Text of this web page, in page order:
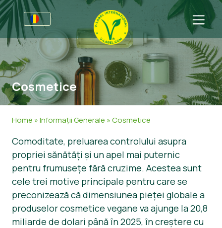
Pentru Afaceri
Informații pentru porducători
V-Label Webinars
Resurse
Obțineți certificarea
Sectoare
Informații Generale
Non-Alimete
Gastronomie
Întrebări Frecvente
Produse Certificate
Despre Noi
Contactează-ne
Obțineți certificarea
Raportați utilizarea necorespunzătoare
Zonă clienţi
Cosmetice
Home »Informații Generale »Cosmetice
Comoditate, preluarea controlului asupra
propriei sănătăți și un apel mai puternic
pentru frumusețe fără cruzime. Acestea sunt
cele trei motive principale pentru care se
preconizează că dimensiunea pieței globale a
produselor cosmetice vegane va ajunge la 20,8
miliarde de dolari până în 2025, în creștere cu